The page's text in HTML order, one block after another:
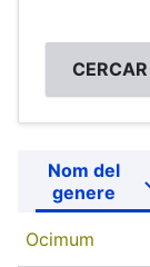
Nom del
genere
Ocimum